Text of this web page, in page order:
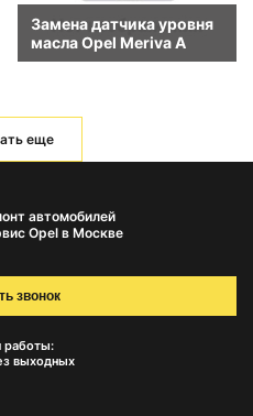
Замена датчика уровня
масла Opel Meriva A
еще
автомобилей
Opel в Москве
выходных
звонок